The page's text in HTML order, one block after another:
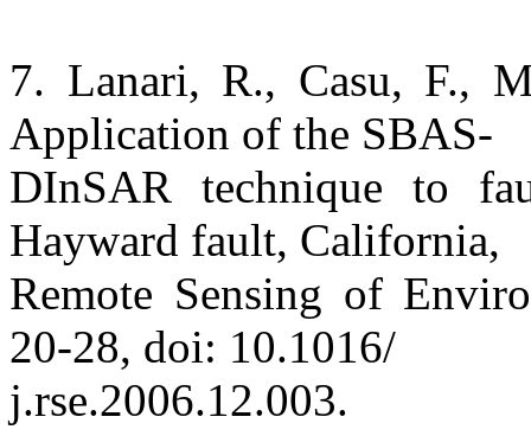
7. Lanari, R., Casu, F.,
Application of the SBAS-
DInSAR technique to
Hayward fault, California,
Remote Sensing of
20-28, doi: 10.1016/
j.rse.2006.12.003.